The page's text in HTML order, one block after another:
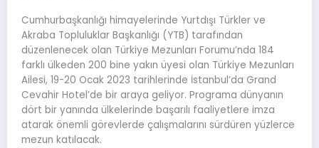
Cumhurbaşkanlığı himayelerinde Yurtdışı Türkler ve
Akraba Topluluklar Başkanlığı (YTB) tarafından
düzenlenecek olan Türkiye Mezunları Forumu’nda 184
farklı ülkeden 200 bine yakın üyesi olan Türkiye Mezunları
Ailesi, 19-20 Ocak 2023 tarihlerinde İstanbul’da Grand
Cevahir Hotel’de bir araya geliyor. Programa dünyanın
dört bir yanında ülkelerinde başarılı faaliyetlere imza
atarak önemli görevlerde çalışmalarını sürdüren yüzlerce
mezun katılacak.